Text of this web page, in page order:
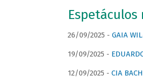
Espetáculos
26/09/2025 - GAIA
19/09/2025 -
12/09/2025 - CIA